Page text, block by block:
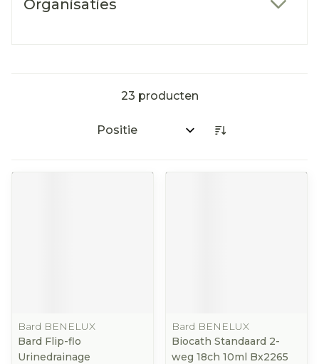
Organisaties
23 producten
Sorteer op:
Bard BENELUX
Bard Flip-flo
Urinedrainage
Bard BENELUX
Biocath Standaard 2-
weg 18ch 10ml Bx2265